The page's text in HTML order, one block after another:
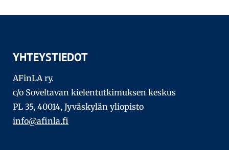
YHTEYSTIEDOT
AFinLA ry.
c/o Soveltavan kielentutkimuksen keskus
PL 35, 40014, Jyväskylän yliopisto
info@afinla.fi